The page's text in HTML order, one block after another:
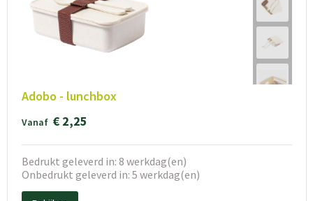
Adobo - lunchbox
Vanaf € 2,25
Bedrukt geleverd in: 8 werkdag(en)
Onbedrukt geleverd in: 5 werkdag(en)